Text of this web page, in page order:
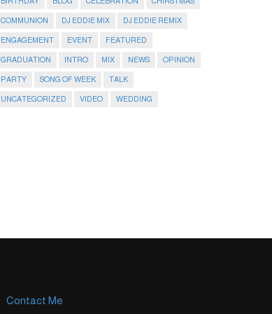
COMMUNION DJ EDDIE MIX DJ EDDIE REMIX
ENGAGEMENT EVENT FEATURED
GRADUATION INTRO MIX NEWS OPINION
PARTY SONG OF WEEK TALK
UNCATEGORIZED VIDEO WEDDING
Contact Me